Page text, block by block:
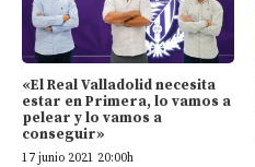
«El Real Valladolid necesita
estar en Primera, lo vamos a
pelear y lo vamos a
conseguir»
17 junio 2021 20:00h